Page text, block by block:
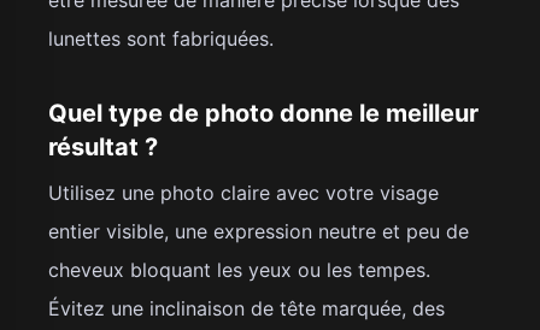
lunettes sont fabriquées.
Quel type de photo donne le meilleur
résultat ?
Utilisez une photo claire avec votre visage
entier visible, une expression neutre et peu de
cheveux bloquant les yeux ou les tempes.
Évitez une inclinaison de tête marquée, des